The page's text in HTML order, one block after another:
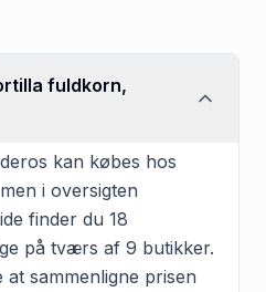
fuldkorn,
kan købes hos
i oversigten
finder du 18
på tværs af 9 butikker.
at sammenligne prisen